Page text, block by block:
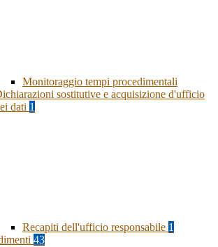
Monitoraggio tempi procedimentali
sostitutive e acquisizione d'ufficio
dati 1
Recapiti dell'ufficio responsabile 1
43